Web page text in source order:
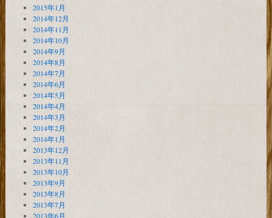
2015年1月
2014年12月
2014年11月
2014年10月
2014年9月
2014年8月
2014年7月
2014年6月
2014年5月
2014年4月
2014年3月
2014年2月
2014年1月
2013年12月
2013年11月
2013年10月
2013年9月
2013年8月
2013年7月
2013年6月